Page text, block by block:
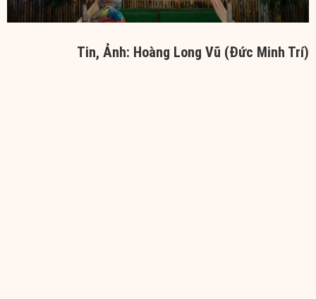
Tin, Ảnh: Hoàng Long Vũ (Đức Minh Trí)